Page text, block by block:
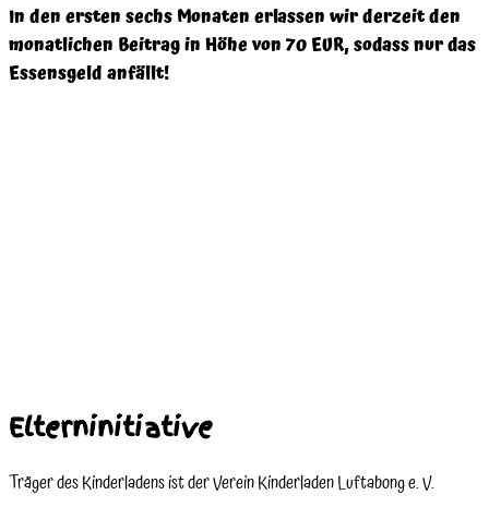
In den ersten sechs Monaten erlassen wir derzeit den
monatlichen Beitrag in Höhe von 70 EUR, sodass nur das
Essensgeld anfällt!
Elterninitiative
Träger des Kinderladens ist der Verein Kinderladen Luftabong e. V.